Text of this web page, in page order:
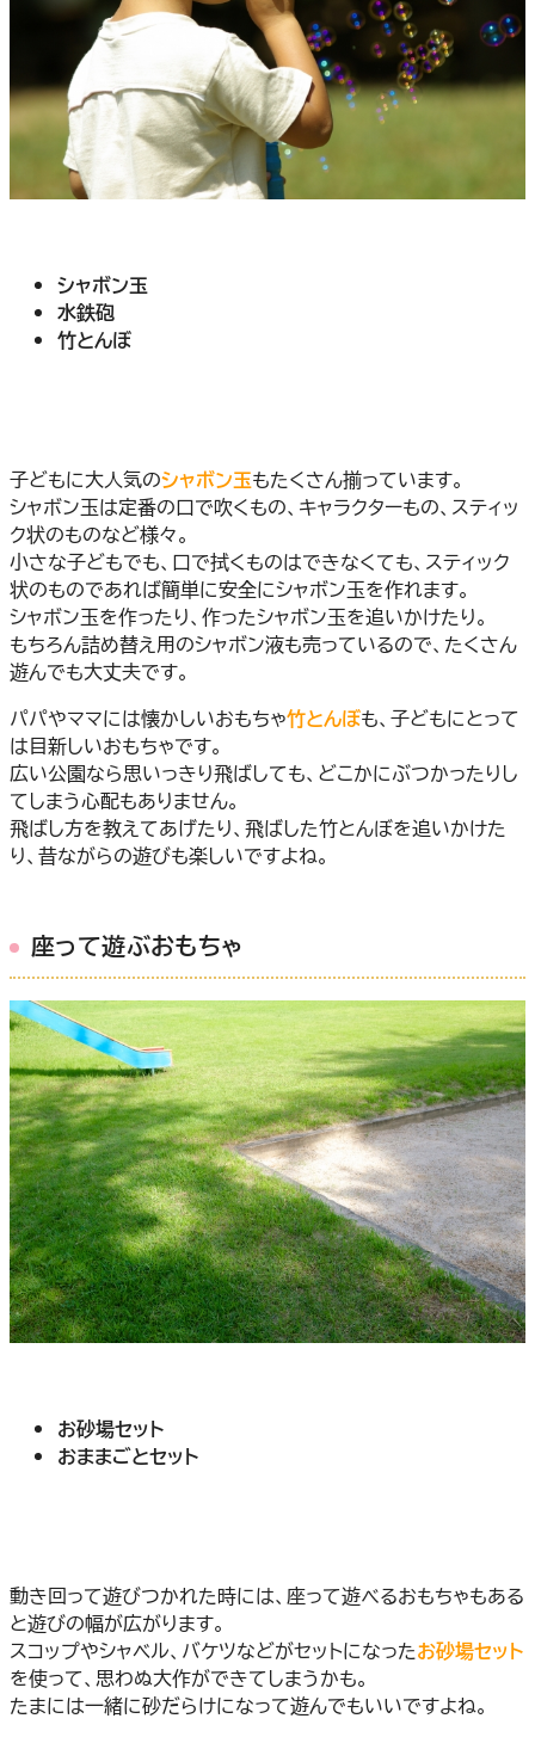
シャボン玉
水鉄砲
竹とんぼ
子どもに大人気のシャボン玉もたくさん揃っています。
シャボン玉は定番の口で吹くもの、キャラクターもの、スティッ
ク状のものなど様々。
小さな子どもでも、口で拭くものはできなくても、スティック
状のものであれば簡単に安全にシャボン玉を作れます。
シャボン玉を作ったり、作ったシャボン玉を追いかけたり。
もちろん詰め替え用のシャボン液も売っているので、たくさん
遊んでも大丈夫です。
パパやママには懐かしいおもちゃ竹とんぼも、子どもにとって
は目新しいおもちゃです。
広い公園なら思いっきり飛ばしても、どこかにぶつかったりし
てしまう心配もありません。
飛ばし方を教えてあげたり、飛ばした竹とんぼを追いかけた
り、昔ながらの遊びも楽しいですよね。
座って遊ぶおもちゃ
お砂場セット
おままごとセット
動き回って遊びつかれた時には、座って遊べるおもちゃもある
と遊びの幅が広がります。
スコップやシャベル、バケツなどがセットになったお砂場セット
を使って、思わぬ大作ができてしまうかも。
たまには一緒に砂だらけになって遊んでもいいですよね。